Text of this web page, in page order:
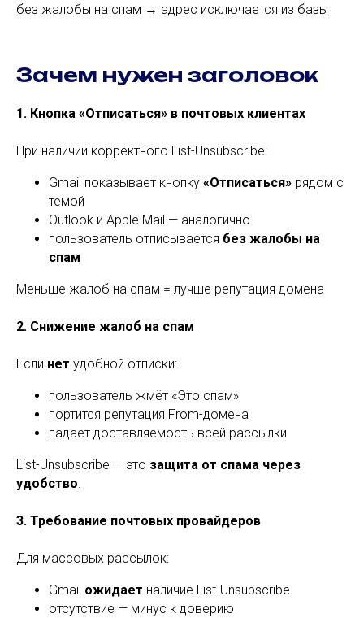
без жалобы на спам → адрес исключается из базы
Зачем нужен заголовок
1. Кнопка «Отписаться» в почтовых клиентах
При наличии корректного List-Unsubscribe:
Gmail показывает кнопку «Отписаться» рядом с
темой
Outlook и Apple Mail — аналогично
пользователь отписывается без жалобы на
спам
Меньше жалоб на спам = лучше репутация домена
2. Снижение жалоб на спам
Если нет удобной отписки:
пользователь жмёт «Это спам»
портится репутация From-домена
падает доставляемость всей рассылки
List-Unsubscribe — это защита от спама через
удобство
3. Требование почтовых провайдеров
Для массовых рассылок:
Gmail ожидает наличие List-Unsubscribe
отсутствие — минус к доверию